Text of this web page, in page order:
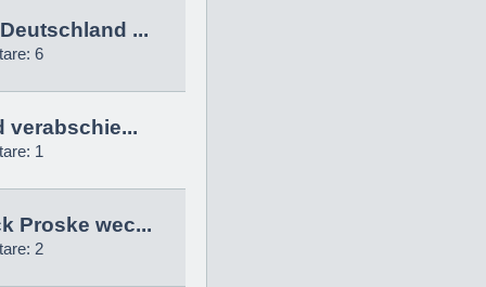
...
6
verabschie...
1
Proske wec...
2